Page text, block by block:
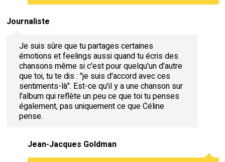
Journaliste
Je suis sûre que tu partages certaines
émotions et feelings aussi quand tu écris des
chansons même si c'est pour quelqu'un d'autre
que toi, tu te dis : "je suis d'accord avec ces
sentiments-là". Est-ce qu'il y a une chanson sur
l'album qui reflète un peu ce que toi tu penses
également, pas uniquement ce que Céline
pense.
Jean-Jacques Goldman